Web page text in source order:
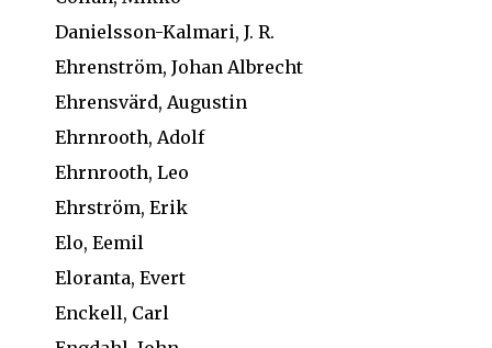
Danielsson-Kalmari, J. R.
Ehrenström, Johan Albrecht
Ehrensvärd, Augustin
Ehrnrooth, Adolf
Ehrnrooth, Leo
Ehrström, Erik
Elo, Eemil
Eloranta, Evert
Enckell, Carl